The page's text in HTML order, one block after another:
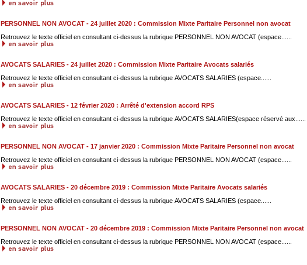
PERSONNEL NON AVOCAT - 24 juillet 2020 : Commission Mixte Paritaire Personnel non avocat
Retrouvez le texte officiel en consultant ci-dessus la rubrique PERSONNEL NON AVOCAT (espace......
AVOCATS SALARIES - 24 juillet 2020 : Commission Mixte Paritaire Avocats salariés
Retrouvez le texte officiel en consultant ci-dessus la rubrique AVOCATS SALARIES (espace......
AVOCATS SALARIES - 12 février 2020 : Arrêté d'extension accord RPS
Retrouvez le texte officiel en consultant ci-dessus la rubrique AVOCATS SALARIES(espace réservé aux......
PERSONNEL NON AVOCAT - 17 janvier 2020 : Commission Mixte Paritaire Personnel non avocat
Retrouvez le texte officiel en consultant ci-dessus la rubrique PERSONNEL NON AVOCAT (espace......
AVOCATS SALARIES - 20 décembre 2019 : Commission Mixte Paritaire Avocats salariés
Retrouvez le texte officiel en consultant ci-dessus la rubrique AVOCATS SALARIES (espace......
PERSONNEL NON AVOCAT - 20 décembre 2019 : Commission Mixte Paritaire Personnel non avocat
Retrouvez le texte officiel en consultant ci-dessus la rubrique PERSONNEL NON AVOCAT (espace......